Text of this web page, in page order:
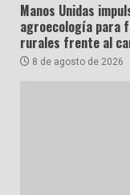
Manos Unidas
agroecología para
rurales frente al
8 de agosto de 2026